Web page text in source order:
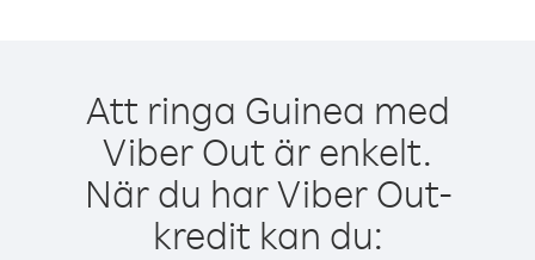
Att ringa Guinea med
Viber Out är enkelt.
När du har Viber Out-
kredit kan du: